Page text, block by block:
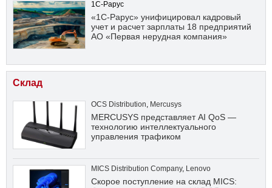
1С-Рарус
«1С-Рарус» унифицировал кадровый
учет и расчет зарплаты 18 предприятий
АО «Первая нерудная компания»
Склад
OCS Distribution, Mercusys
MERCUSYS представляет AI QoS —
технологию интеллектуального
управления трафиком
MICS Distribution Company, Lenovo
Скорое поступление на склад MICS: